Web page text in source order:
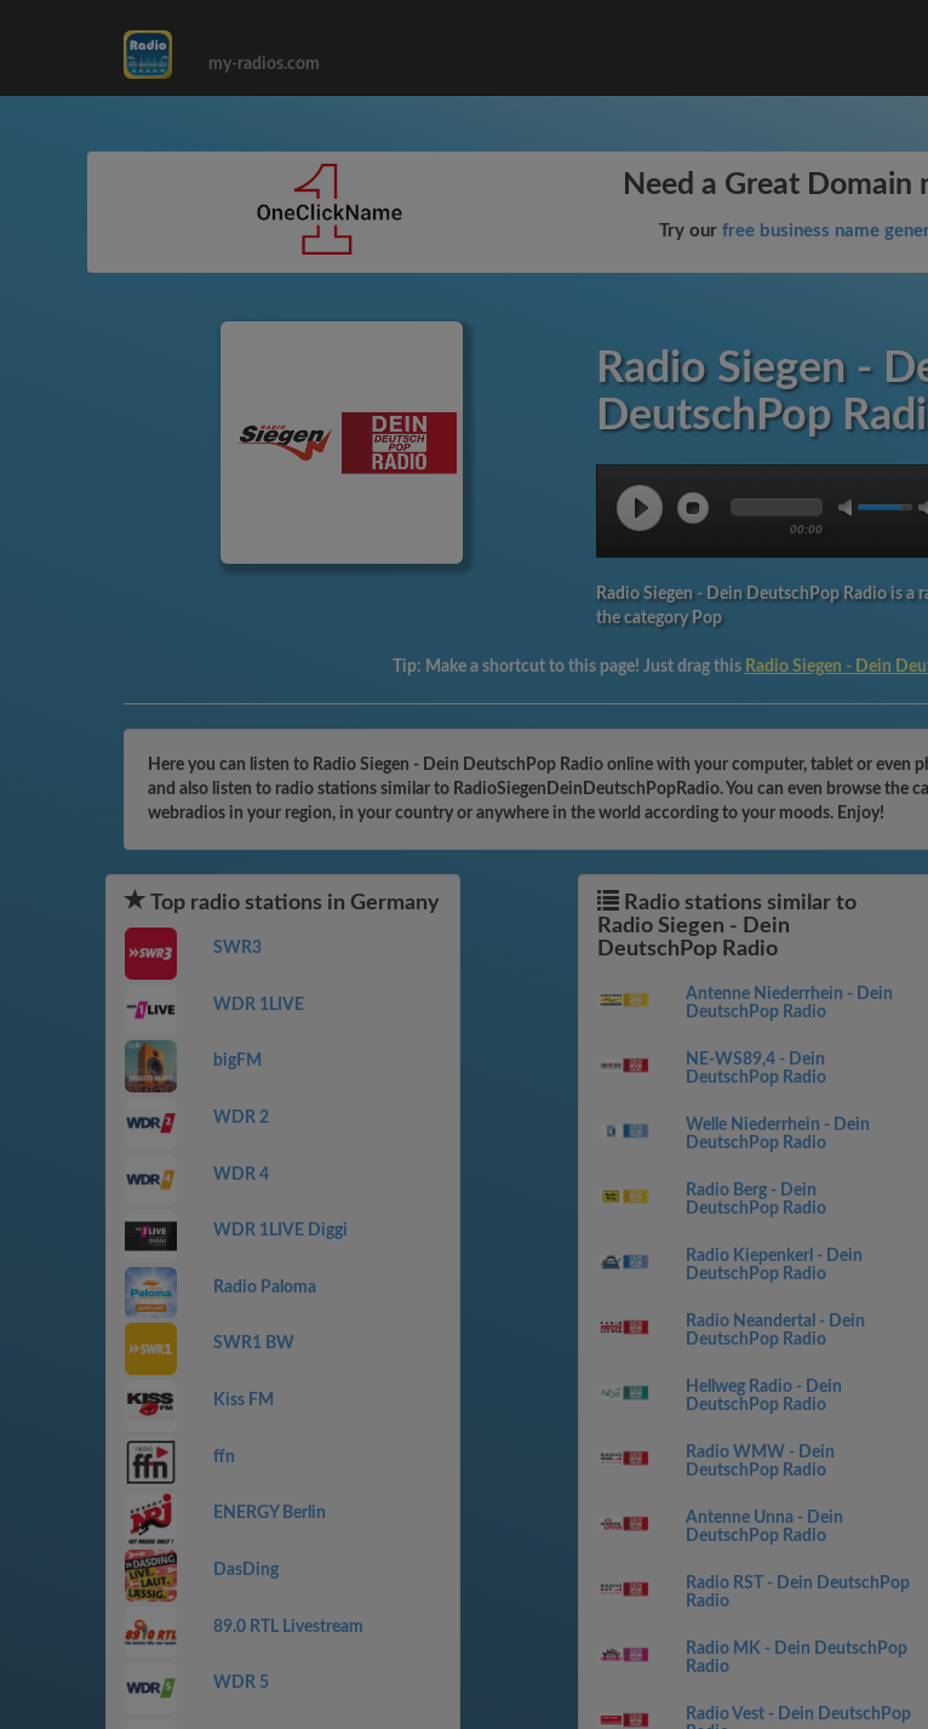
my-radios.com
Need a Great Domain
Try our free business name
Radio Siegen -
DeutschPop
00:00
Radio Siegen - Dein DeutschPop Radio is a
the category Pop
Tip: Make a shortcut to this page! Just drag this Radio Siegen - Dein
Here you can listen to Radio Siegen - Dein DeutschPop Radio online with your computer, tablet or even
and also listen to radio stations similar to RadioSiegenDeinDeutschPopRadio. You can even browse the
webradios in your region, in your country or anywhere in the world according to your moods. Enjoy!
Top radio stations in Germany
SWR3
WDR 1LIVE
bigFM
WDR 2
WDR 4
WDR 1LIVE Diggi
Radio Paloma
SWR1 BW
Kiss FM
ffn
ENERGY Berlin
DasDing
89.0 RTL Livestream
WDR 5
Radio stations similar to
Radio Siegen - Dein
DeutschPop Radio
Antenne Niederrhein - Dein
DeutschPop Radio
NE-WS89,4 - Dein
DeutschPop Radio
Welle Niederrhein - Dein
DeutschPop Radio
Radio Berg - Dein
DeutschPop Radio
Radio Kiepenkerl - Dein
DeutschPop Radio
Radio Neandertal - Dein
DeutschPop Radio
Hellweg Radio - Dein
DeutschPop Radio
Radio WMW - Dein
DeutschPop Radio
Antenne Unna - Dein
DeutschPop Radio
Radio RST - Dein DeutschPop
Radio
Radio MK - Dein DeutschPop
Radio
Radio Vest - Dein DeutschPop